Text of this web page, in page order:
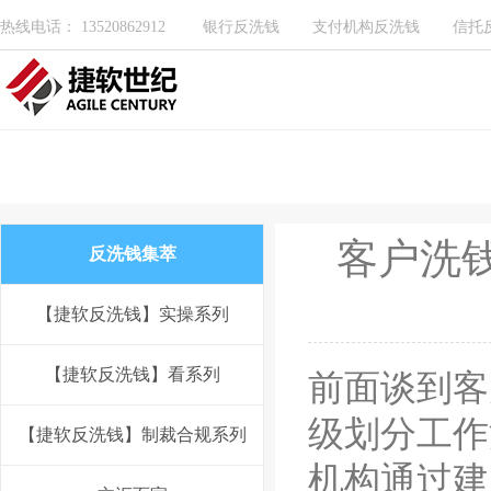
热线电话： 13520862912 银行反洗钱 支付机构反洗钱 信托
反洗钱集萃
【捷软反洗钱】实操系列
【捷软反洗钱】看系列
【捷软反洗钱】制裁合规系列
客户洗
前面谈到
级划分工
机构通过